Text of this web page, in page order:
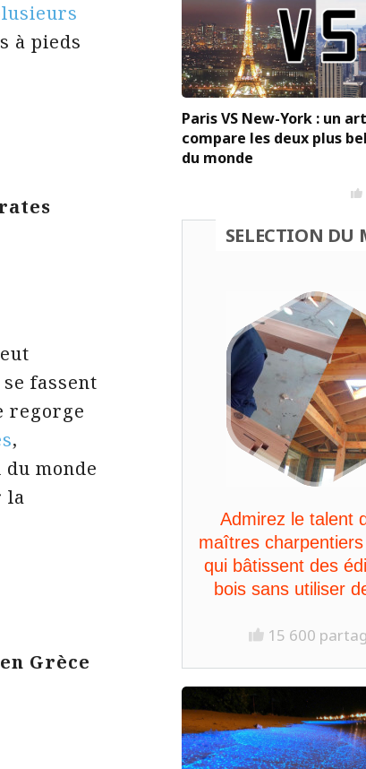
à pieds
fassent
regorge
,
monde
la
Grèce
Paris VS New-York : un
compare les deux plus
du monde
SELECTION DU
Admirez le talent
maîtres
qui bâtissent des
bois sans utiliser
15 600